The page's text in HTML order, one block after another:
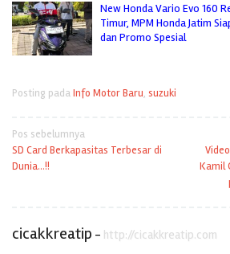
New Honda Vario Evo 160
Timur, MPM Honda Jatim
dan Promo Spesial
Posting padaInfo Motor Baru, suzuki
Navigasi
pos
Pos sebelumnya
SD Card Berkapasitas Terbesar di
Dunia…!!
Kamil
cicakkreatip - http://cicakkreatip.com